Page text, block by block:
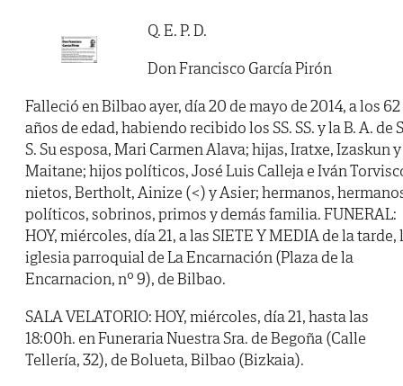
Q. E. P. D.
Don Francisco García Pirón
Falleció en Bilbao ayer, día 20 de mayo de 2014, a los 62
años de edad, habiendo recibido los SS. SS. y la B. A. de
S. Su esposa, Mari Carmen Alava; hijas, Iratxe, Izaskun y
Maitane; hijos políticos, José Luis Calleja e Iván
nietos, Bertholt, Ainize (<) y Asier; hermanos,
políticos, sobrinos, primos y demás familia. FUNERAL:
HOY, miércoles, día 21, a las SIETE Y MEDIA de la tarde,
iglesia parroquial de La Encarnación (Plaza de la
Encarnacion, nº 9), de Bilbao.
SALA VELATORIO: HOY, miércoles, día 21, hasta las
18:00h. en Funeraria Nuestra Sra. de Begoña (Calle
Tellería, 32), de Bolueta, Bilbao (Bizkaia).